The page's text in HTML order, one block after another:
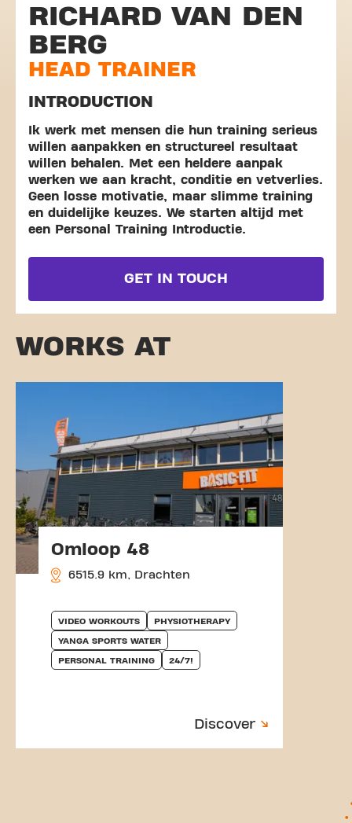
RICHARD VAN DEN
BERG
HEAD TRAINER
INTRODUCTION
Ik werk met mensen die hun training serieus
willen aanpakken en structureel resultaat
willen behalen. Met een heldere aanpak
werken we aan kracht, conditie en vetverlies.
Geen losse motivatie, maar slimme training
en duidelijke keuzes. We starten altijd met
een Personal Training Introductie.
GET IN TOUCH
WORKS AT
Omloop 48
6515.9 km, Drachten
VIDEO WORKOUTS PHYSIOTHERAPY
YANGA SPORTS WATER
PERSONAL TRAINING 24/7!
Discover